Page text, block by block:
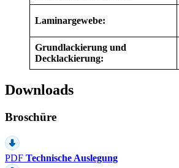
Laminargewebe:
Grundlackierung und
Decklackierung:
Downloads
Broschüre
PDF Technische Auslegung